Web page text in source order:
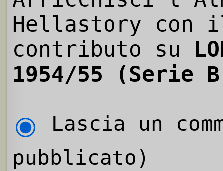
Hellastory con
contributo su
1954/55 (Serie
Lascia un
pubblicato)